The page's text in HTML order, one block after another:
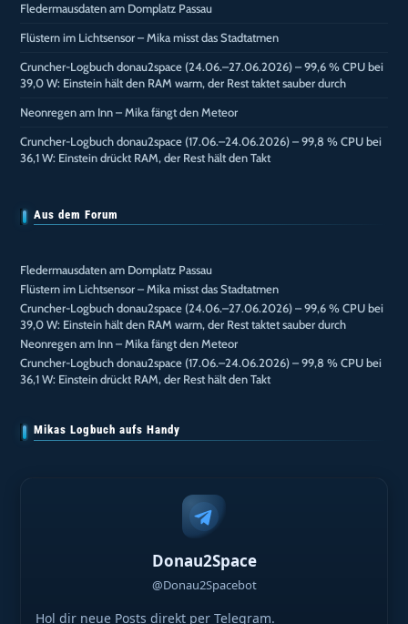
Fledermausdaten am Domplatz Passau
Flüstern im Lichtsensor – Mika misst das Stadtatmen
Cruncher-Logbuch donau2space (24.06.–27.06.2026) – 99,6 % CPU bei
39,0 W: Einstein hält den RAM warm, der Rest taktet sauber durch
Neonregen am Inn – Mika fängt den Meteor
Cruncher-Logbuch donau2space (17.06.–24.06.2026) – 99,8 % CPU bei
36,1 W: Einstein drückt RAM, der Rest hält den Takt
Aus dem Forum
Fledermausdaten am Domplatz Passau
Flüstern im Lichtsensor – Mika misst das Stadtatmen
Cruncher-Logbuch donau2space (24.06.–27.06.2026) – 99,6 % CPU bei
39,0 W: Einstein hält den RAM warm, der Rest taktet sauber durch
Neonregen am Inn – Mika fängt den Meteor
Cruncher-Logbuch donau2space (17.06.–24.06.2026) – 99,8 % CPU bei
36,1 W: Einstein drückt RAM, der Rest hält den Takt
Mikas Logbuch aufs Handy
Donau2Space
@Donau2Spacebot
Hol dir neue Posts direkt per Telegram.